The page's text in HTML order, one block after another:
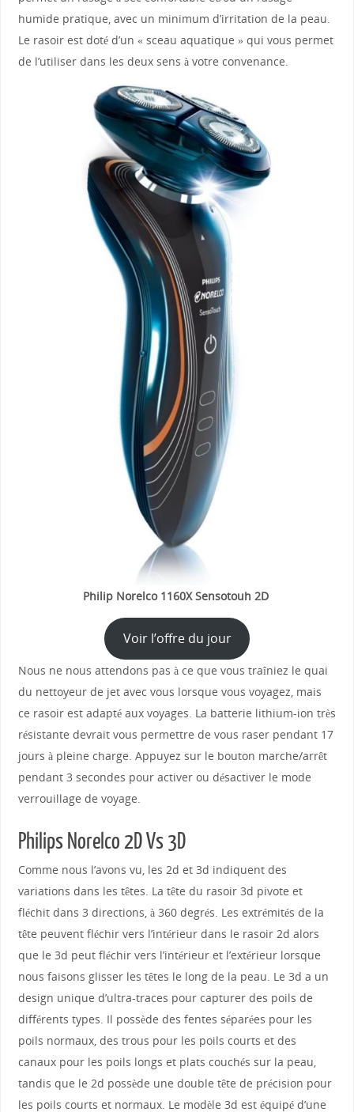
humide pratique, avec un minimum d’irritation de la peau.
Le rasoir est doté d’un « sceau aquatique » qui vous permet
de l’utiliser dans les deux sens à votre convenance.
Philip Norelco 1160X Sensotouh 2D
Voir l’offre du jour
Nous ne nous attendons pas à ce que vous traîniez le quai
du nettoyeur de jet avec vous lorsque vous voyagez, mais
ce rasoir est adapté aux voyages. La batterie lithium-ion très
résistante devrait vous permettre de vous raser pendant 17
jours à pleine charge. Appuyez sur le bouton marche/arrêt
pendant 3 secondes pour activer ou désactiver le mode
verrouillage de voyage.
Philips Norelco 2D Vs 3D
Comme nous l’avons vu, les 2d et 3d indiquent des
variations dans les têtes. La tête du rasoir 3d pivote et
fléchit dans 3 directions, à 360 degrés. Les extrémités de la
tête peuvent fléchir vers l’intérieur dans le rasoir 2d alors
que le 3d peut fléchir vers l’intérieur et l’extérieur lorsque
nous faisons glisser les têtes le long de la peau. Le 3d a un
design unique d’ultra-traces pour capturer des poils de
différents types. Il possède des fentes séparées pour les
poils normaux, des trous pour les poils courts et des
canaux pour les poils longs et plats couchés sur la peau,
tandis que le 2d possède une double tête de précision pour
les poils courts et normaux. Le modèle 3d est équipé d’une